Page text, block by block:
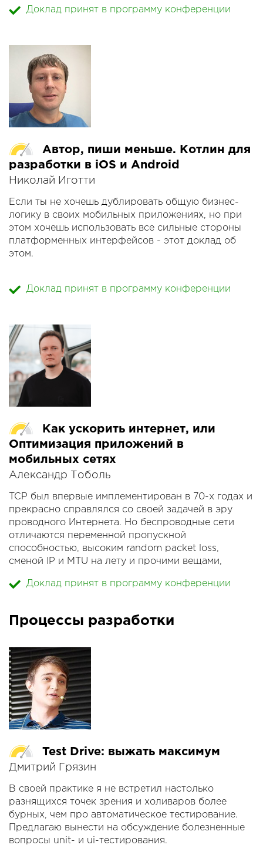
к Swift и Java, и при этом иметь возможность
жить?
Ответы будут на примере развития архитектуры
UI одного из наших важнейших приложений.
Доклад принят в программу конференции
Автор, пиши меньше. Котлин для
разработки в iOS и Android
Николай Иготти
Если ты не хочешь дублировать общую бизнес-
логику в своих мобильных приложениях, но при
этом хочешь использовать все сильные стороны
платформенных интерфейсов - этот доклад об
этом.
комбинация позволит создавать мобильные
Доклад акцентирован на разработке под iOS и
Kotlin/Native, так как эта сторона мобильной
разработки с использованием Kotlin менее
известна широкой публике.
Доклад принят в программу конференции
Как ускорить интернет, или
Оптимизация приложений в
мобильных сетях
Александр Тоболь
TCP был впервые имплементирован в 70-х годах и
прекрасно справлялся со своей задачей в эру
проводного Интернета. Но беспроводные сети
отличаются переменной пропускной
способностью, высоким random packet loss,
сменой IP и MTU на лету и прочими вещами,
Поэтому Одноклассники и Google активно
взаимодействия (новые алгоритмы congestion
control) и, в качестве крайней меры, переводом
В этом докладе будут описаны проблемы работы
приложений в мобильных сетях. Многие
разработчики принимают сеть как данность и не
оптимизируют приложения под плохой канал.
Будут предложены варианты повышения
утилизации плохого канала, как простым
перехода на UDP.
проблемах TCP и полностью пройдем путь
перевода приложения на UDP.
В докладе будут:
- проблемы беспроводных сетей и стека TCP/IP;
Доклад принят в программу конференции
Процессы разработки
Test Drive: выжать максимум
Дмитрий Грязин
В своей практике я не встретил настолько
разнящихся точек зрения и холиваров более
бурных, чем про автоматическое тестирование.
Предлагаю вынести на обсуждение болезненные
вопросы unit- и ui-тестирования.